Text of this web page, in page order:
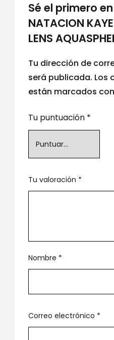
Sé el primero
NATACION
LENS
Tu dirección de
será publicada. Los
están marcados con
Tu puntuación *
Tu valoración *
Nombre *
Correo electrónico *